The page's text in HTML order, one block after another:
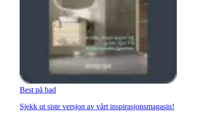
Best på bad
Sjekk ut siste versjon av vårt inspirasjonsmagasin!